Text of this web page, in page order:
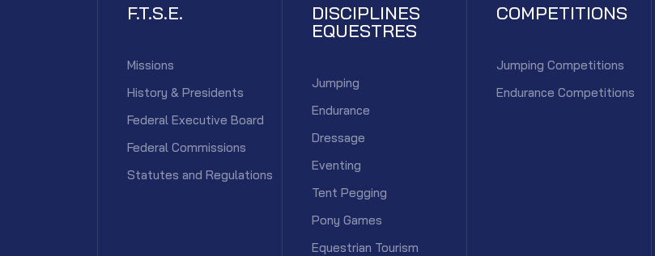
F.T.S.E.
Missions
History & Presidents
Federal Executive Board
Federal Commissions
Statutes and Regulations
DISCIPLINES
EQUESTRES
Jumping
Endurance
Dressage
Eventing
Tent Pegging
Pony Games
Equestrian Tourism
COMPETITIONS
Jumping Competitions
Endurance Competitions